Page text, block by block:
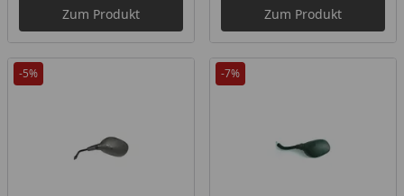
Zum Produkt Zum Produkt
-5% -7%